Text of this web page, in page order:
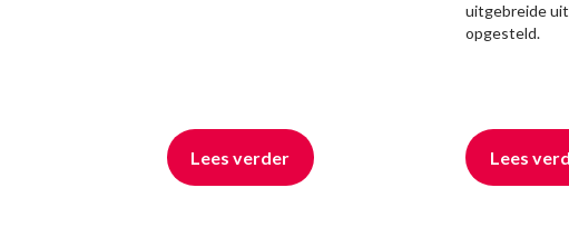
Lees verder
uitgebreide
opgesteld.
Lees